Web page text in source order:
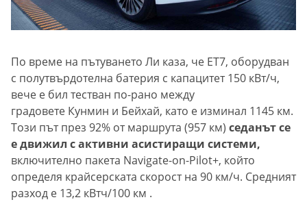
По време на пътуването Ли каза, че ET7, оборудван
с полутвърдотелна батерия с капацитет 150 кВт/ч,
вече е бил тестван по-рано между
градовете Кунмин и Бейхай, като е изминал 1145 км.
Този път през 92% от маршрута (957 км) седанът се
е движил с активни асистиращи системи,
включително пакета Navigate-on-Pilot+, който
определя крайсерската скорост на 90 км/ч. Средният
разход е 13,2 кВтч/100 км .